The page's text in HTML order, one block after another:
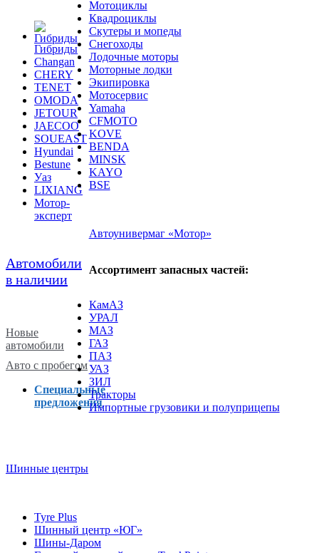
Гибриды
Changan
CHERY
TENET
OMODA
JETOUR
JAECOO
SOUEAST
Hyundai
Bestune
Уаз
LIXIANG
Мотор-
эксперт
в наличии
автомобили
Авто с пробегом
Специальные
предложения
Квадроциклы
Скутеры и мопеды
Снегоходы
Лодочные моторы
Моторные лодки
Экипировка
Мотосервис
Yamaha
CFMOTO
KOVE
BENDA
MINSK
KAYO
BSE
УРАЛ
МАЗ
ГАЗ
ПАЗ
УАЗ
ЗИЛ
Тракторы
Импортные грузовики и полуприцепы
Шинный центр «ЮГ»
Шины-Даром
Грузовой шинный центр TruckPoint